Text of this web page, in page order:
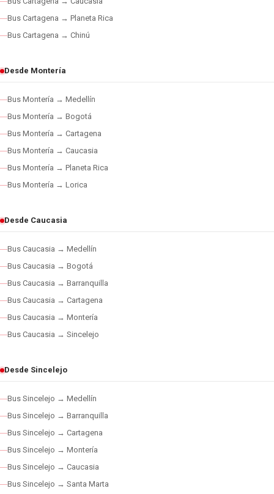
Bus Cartagena → Planeta Rica
Bus Cartagena → Chinú
Desde Montería
Bus Montería → Medellín
Bus Montería → Bogotá
Bus Montería → Cartagena
Bus Montería → Caucasia
Bus Montería → Planeta Rica
Bus Montería → Lorica
Desde Caucasia
Bus Caucasia → Medellín
Bus Caucasia → Bogotá
Bus Caucasia → Barranquilla
Bus Caucasia → Cartagena
Bus Caucasia → Montería
Bus Caucasia → Sincelejo
Desde Sincelejo
Bus Sincelejo → Medellín
Bus Sincelejo → Barranquilla
Bus Sincelejo → Cartagena
Bus Sincelejo → Montería
Bus Sincelejo → Caucasia
Bus Sincelejo → Santa Marta